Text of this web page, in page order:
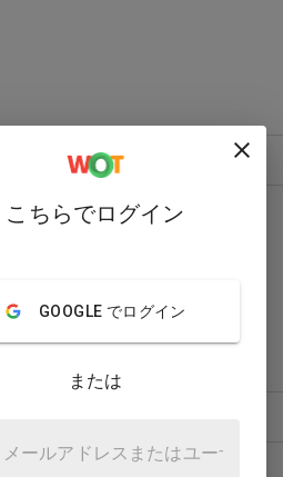
by Joe Wein.
to defraud you.
こちらでログイン
GOOGLE でログイン
または
メールアドレスまたはユーザ
名